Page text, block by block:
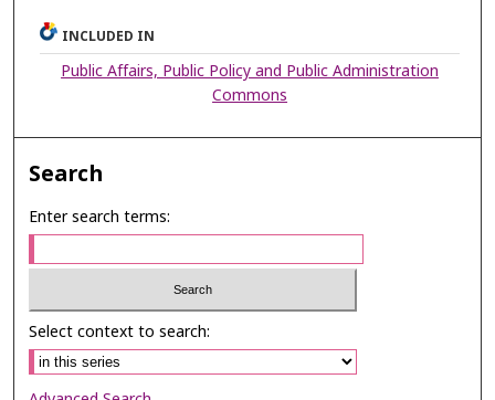
INCLUDED IN
Public Affairs, Public Policy and Public Administration
Commons
Search
Enter search terms:
Select context to search: